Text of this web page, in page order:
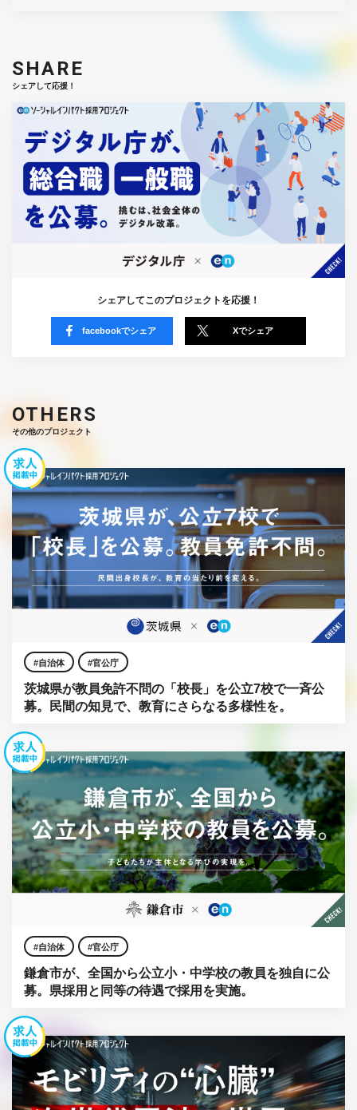
SHARE
シェアして応援！
シェアしてこのプロジェクトを応援！
facebookでシェア Xでシェア
OTHERS
その他のプロジェクト
自治体 官公庁
茨城県が教員免許不問の「校長」を公立7校で一斉公
募。民間の知見で、教育にさらなる多様性を。
自治体 官公庁
鎌倉市が、全国から公立小・中学校の教員を独自に公
募。県採用と同等の待遇で採用を実施。